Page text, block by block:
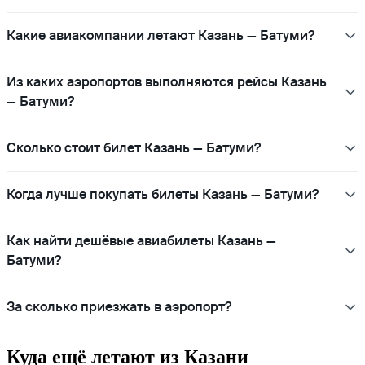
Какие авиакомпании летают Казань — Батуми?
Из каких аэропортов выполняются рейсы Казань
— Батуми?
Сколько стоит билет Казань — Батуми?
Когда лучше покупать билеты Казань — Батуми?
Как найти дешёвые авиабилеты Казань —
Батуми?
За сколько приезжать в аэропорт?
Куда ещё летают из Казани